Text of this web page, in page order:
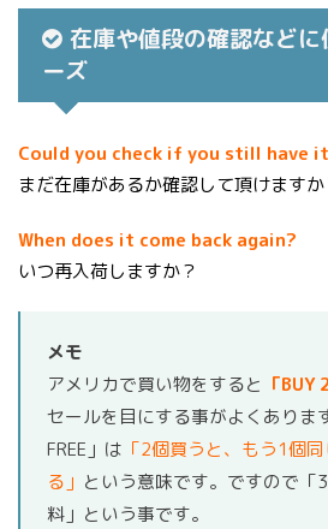
在庫や値段の確認など
ーズ
Could you check if you still have
まだ在庫があるか確認して頂けますか
When does it come back again?
いつ再入荷しますか？
メモ
アメリカで買い物をすると 「BUY
セールを目にする事がよくありま
FREE」は 「2個買うと、もう1個
る」 という意味です。ですので「
料」という事です。